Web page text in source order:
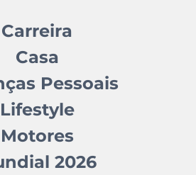
Carreira
Casa
Pessoais
Lifestyle
Motores
2026